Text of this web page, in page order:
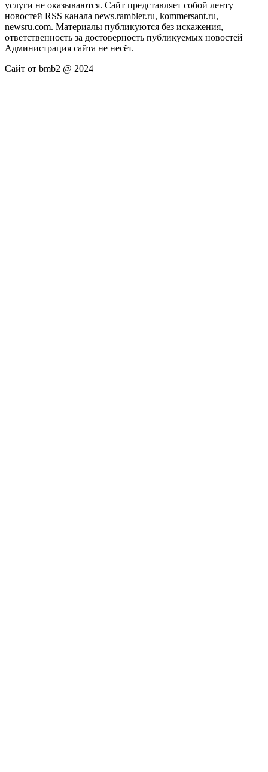
услуги не оказываются. Сайт представляет собой ленту
новостей RSS канала news.rambler.ru, kommersant.ru,
newsru.com. Материалы публикуются без искажения,
ответственность за достоверность публикуемых новостей
Администрация сайта не несёт.
Сайт от bmb2 @ 2024